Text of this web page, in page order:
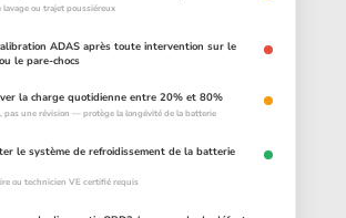
ou trajet poussiéreux
ADAS après toute intervention sur le
le pare-chocs
la charge quotidienne entre 20% et 80%
pas une révision — protège la longévité de la batterie
le système de refroidissement de la batterie
ou technicien VE certifié requis